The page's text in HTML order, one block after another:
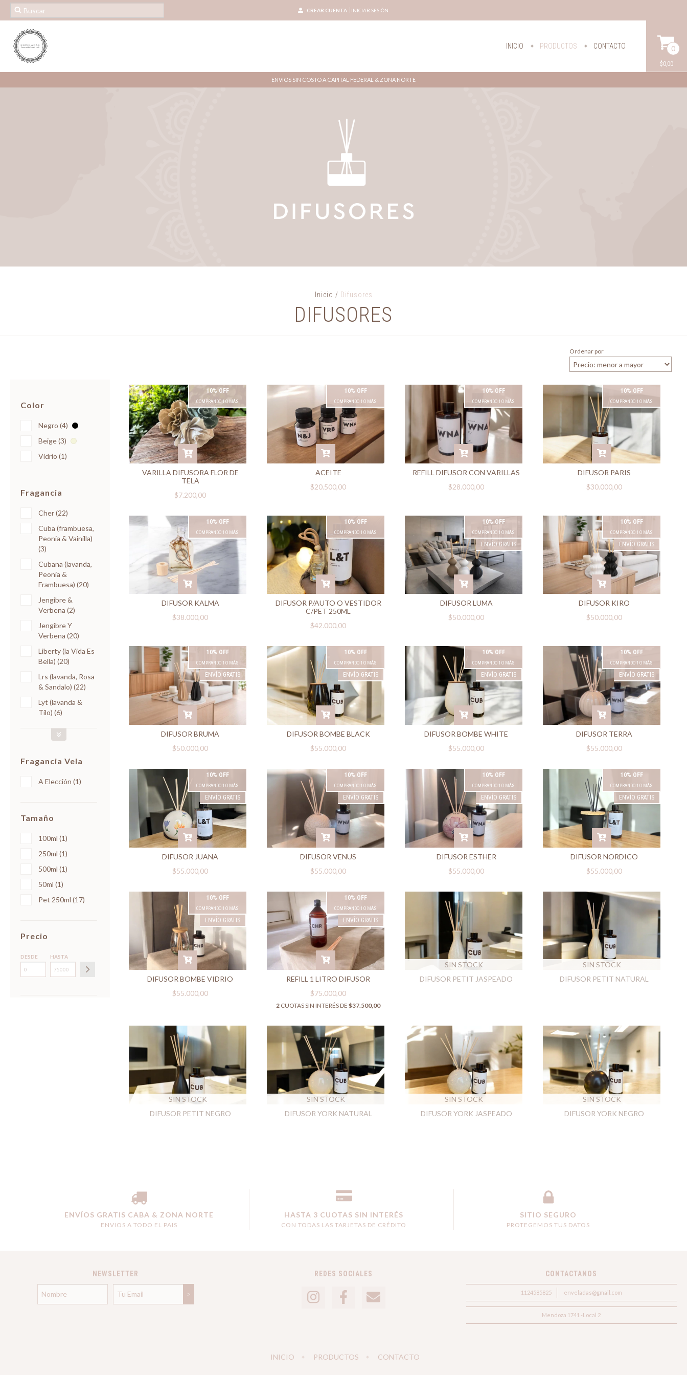
CREAR CUENTA INICIAR SESIÓN
INICIO PRODUCTOS CONTACTO 0
$0,00
ENVIOS SIN COSTO A CAPITAL FEDERAL & ZONA NORTE
Inicio / Difusores
DIFUSORES
Ordenar por
Color
Negro (4)
Beige (3)
Vidrio (1)
Fragancia
Cher (22)
Cuba (frambuesa,
Peonia & Vainilla)
(3)
Cubana (lavanda,
Peonia &
Frambuesa) (20)
Jengibre &
Verbena (2)
Jengibre Y
Verbena (20)
Liberty (la Vida Es
Bella) (20)
Lrs (lavanda, Rosa
& Sandalo) (22)
Lyt (lavanda &
Tilo) (6)
Fragancia Vela
A Elección (1)
Tamaño
100ml (1)
250ml (1)
500ml (1)
50ml (1)
Pet 250ml (17)
Precio
DESDE HASTA
10% OFF
COMPRANDO 1 O MÁS
VARILLA DIFUSORA FLOR DE
TELA
$7.200,00
10% OFF
COMPRANDO 1 O MÁS
ACEITE
$20.500,00
10% OFF
COMPRANDO 1 O MÁS
REFILL DIFUSOR CON VARILLAS
$28.000,00
10% OFF
COMPRANDO 1 O MÁS
DIFUSOR PARIS
$30.000,00
10% OFF
COMPRANDO 1 O MÁS
DIFUSOR KALMA
$38.000,00
10% OFF
COMPRANDO 1 O MÁS
DIFUSOR P/AUTO O VESTIDOR
C/PET 250ML
$42.000,00
10% OFF
COMPRANDO 1 O MÁS
ENVÍO GRATIS
DIFUSOR LUMA
$50.000,00
10% OFF
COMPRANDO 1 O MÁS
ENVÍO GRATIS
DIFUSOR KIRO
$50.000,00
10% OFF
COMPRANDO 1 O MÁS
ENVÍO GRATIS
DIFUSOR BRUMA
$50.000,00
10% OFF
COMPRANDO 1 O MÁS
ENVÍO GRATIS
DIFUSOR BOMBE BLACK
$55.000,00
10% OFF
COMPRANDO 1 O MÁS
ENVÍO GRATIS
DIFUSOR BOMBE WHITE
$55.000,00
10% OFF
COMPRANDO 1 O MÁS
ENVÍO GRATIS
DIFUSOR TERRA
$55.000,00
10% OFF
COMPRANDO 1 O MÁS
ENVÍO GRATIS
DIFUSOR JUANA
$55.000,00
10% OFF
COMPRANDO 1 O MÁS
ENVÍO GRATIS
DIFUSOR VENUS
$55.000,00
10% OFF
COMPRANDO 1 O MÁS
ENVÍO GRATIS
DIFUSOR ESTHER
$55.000,00
10% OFF
COMPRANDO 1 O MÁS
ENVÍO GRATIS
DIFUSOR NORDICO
$55.000,00
10% OFF
COMPRANDO 1 O MÁS
ENVÍO GRATIS
DIFUSOR BOMBE VIDRIO
$55.000,00
10% OFF
COMPRANDO 1 O MÁS
ENVÍO GRATIS
REFILL 1 LITRO DIFUSOR
$75.000,00
2 CUOTAS SIN INTERÉS DE$37.500,00
SIN STOCK
DIFUSOR PETIT JASPEADO
SIN STOCK
DIFUSOR PETIT NATURAL
SIN STOCK
DIFUSOR PETIT NEGRO
SIN STOCK
DIFUSOR YORK NATURAL
SIN STOCK
DIFUSOR YORK JASPEADO
SIN STOCK
DIFUSOR YORK NEGRO
ENVÍOS GRATIS CABA & ZONA NORTE
ENVIOS A TODO EL PAIS
HASTA 3 CUOTAS SIN INTERÉS
CON TODAS LAS TARJETAS DE CRÉDITO
SITIO SEGURO
PROTEGEMOS TUS DATOS
NEWSLETTER REDES SOCIALES CONTACTANOS
1124585825 enveladas@gmail.com
Mendoza 1741 -Local 2
INICIO PRODUCTOS CONTACTO